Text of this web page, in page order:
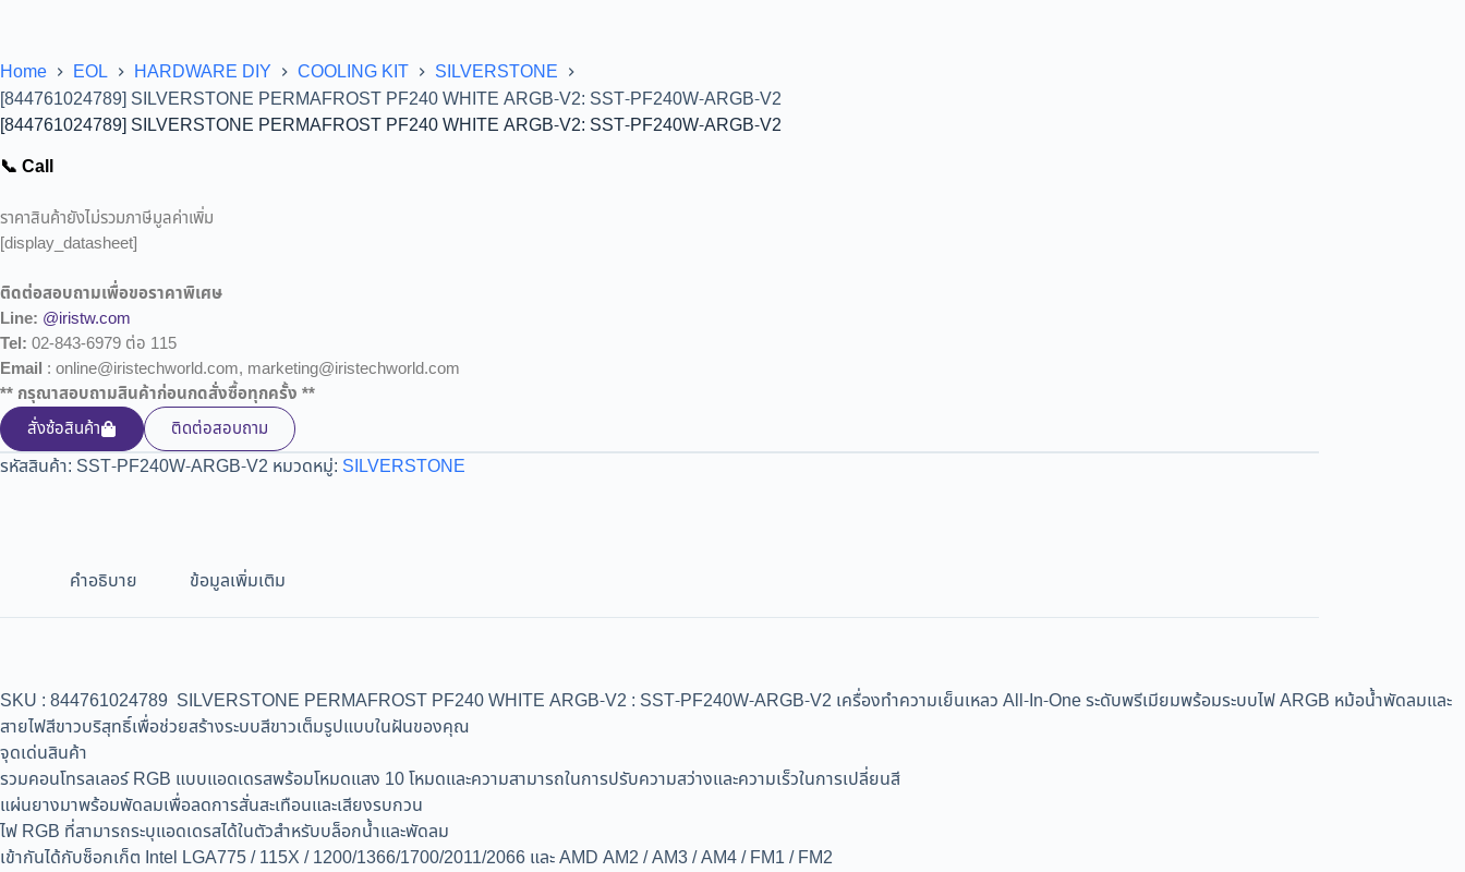
Home EOL HARDWARE DIY COOLING KIT
SILVERSTONE
[844761024789] SILVERSTONE PERMAFROST PF240 WHITE ARGB-V2: SST-PF240W-ARGB-V2
[844761024789] SILVERSTONE PERMAFROST PF240 WHITE ARGB-V2: SST-PF240W-ARGB-V2
📞 Call
ราคาสินค้ายังไม่รวมภาษีมูลค่าเพิ่ม
[display_datasheet]
ติดต่อสอบถามเพื่อขอราคาพิเศษ
Line: @iristw.com
Tel: 02-843-6979 ต่อ 115
Email : online@iristechworld.com, marketing@iristechworld.com
** กรุณาสอบถามสินค้าก่อนกดสั่งซื้อทุกครั้ง **
สั่งซ้อสินค้า
ติดต่อสอบถาม
รหัสสินค้า: SST-PF240W-ARGB-V2 หมวดหมู่: SILVERSTONE
คำอธิบาย ข้อมูลเพิ่มเติม
SKU : 844761024789 SILVERSTONE PERMAFROST PF240 WHITE ARGB-V2 : SST-PF240W-ARGB-V2 เครื่องทำความเย็นเหลว All-In-One ระดับพรีเมียมพร้อมระบบไฟ ARGB หม้อน้ำพัดลมและ
สายไฟสีขาวบริสุทธิ์เพื่อช่วยสร้างระบบสีขาวเต็มรูปแบบในฝันของคุณ
จุดเด่นสินค้า
รวมคอนโทรลเลอร์ RGB แบบแอดเดรสพร้อมโหมดแสง 10 โหมดและความสามารถในการปรับความสว่างและความเร็วในการเปลี่ยนสี
แผ่นยางมาพร้อมพัดลมเพื่อลดการสั่นสะเทือนและเสียงรบกวน
ไฟ RGB ที่สามารถระบุแอดเดรสได้ในตัวสำหรับบล็อกน้ำและพัดลม
เข้ากันได้กับซ็อกเก็ต Intel LGA775 / 115X / 1200/1366/1700/2011/2066 และ AMD AM2 / AM3 / AM4 / FM1 / FM2